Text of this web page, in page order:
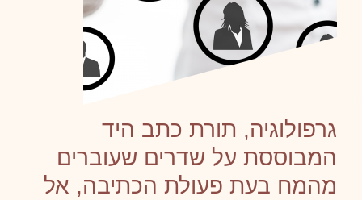
גרפולוגיה, תורת כתב היד
המבוססת על שדרים שעוברים
מהמח בעת פעולת הכתיבה, אל